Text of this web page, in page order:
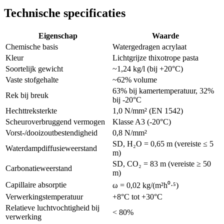
Technische specificaties
Eigenschap
Waarde
Chemische basis
Watergedragen acrylaat
Kleur
Lichtgrijze thixotrope pasta
Soortelijk gewicht
~1,24 kg/l (bij +20°C)
Vaste stofgehalte
~62% volume
Rek bij breuk
63% bij kamertemperatuur, 32%
bij -20°C
Hechttreksterkte
1,0 N/mm² (EN 1542)
Scheuroverbruggend vermogen
Klasse A3 (-20°C)
Vorst-/dooizoutbestendigheid
0,8 N/mm²
Waterdampdiffusieweerstand
SD, H₂O = 0,65 m (vereiste ≤ 5
m)
Carbonatieweerstand
SD, CO₂ = 83 m (vereiste ≥ 50
m)
Capillaire absorptie
ω = 0,02 kg/(m²h⁰·⁵)
Verwerkingstemperatuur
+8°C tot +30°C
Relatieve luchtvochtigheid bij
verwerking
< 80%